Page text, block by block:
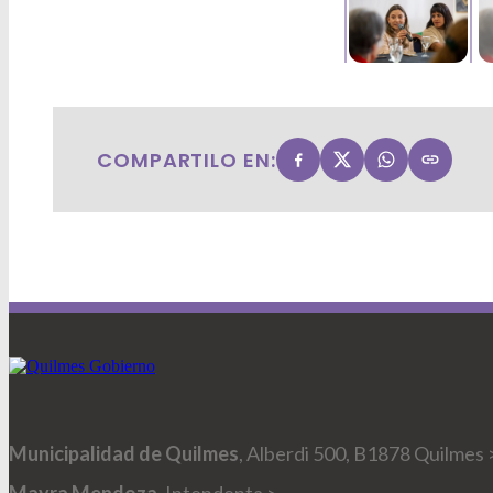
COMPARTILO EN:
Municipalidad de Quilmes, Alberdi 500, B1878 Quilmes